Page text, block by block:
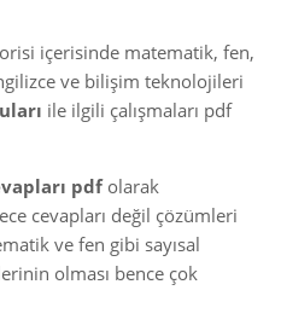
içerisinde matematik, fen,
ve bilişim teknolojileri
ile ilgili çalışmaları pdf
pdfolarak
cevapları değil çözümleri
ve fen gibi sayısal
olması bence çok